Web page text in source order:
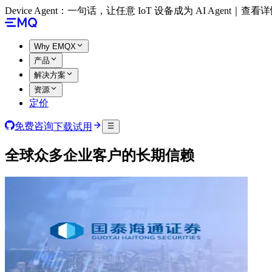
Device Agent：一句话，让任意 IoT 设备成为 AI Agent｜查看
Why EMQX
产品
解决方案
资源
定价
免费咨询下载试用
全球众多企业客户的长期信赖